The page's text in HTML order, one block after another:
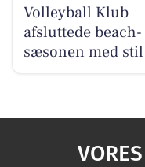
Volleyball Klub
afsluttede beach-
sæsonen med stil
VORES